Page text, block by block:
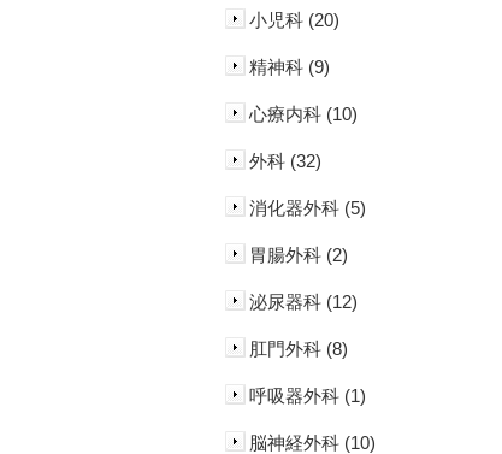
小児科 (20)
精神科 (9)
心療内科 (10)
外科 (32)
消化器外科 (5)
胃腸外科 (2)
泌尿器科 (12)
肛門外科 (8)
呼吸器外科 (1)
脳神経外科 (10)